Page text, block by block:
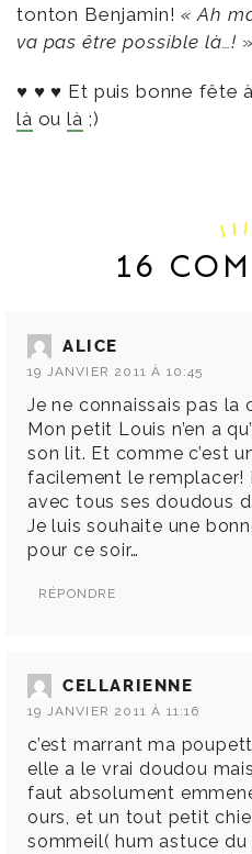
tonton Benjamin!« Ah
va pas être possible là…! »
♥ ♥ ♥ Et puis bonne fête
là oulà ;)
16
ALICE
19 JANVIER 2011 À 10:45
Je ne connaissais pas la
Mon petit Louis n’en a
son lit. Et comme c’est
facilement le remplacer!
avec tous ses doudous
Je luis souhaite une
pour ce soir…
RÉPONDRE
CELLARIENNE
19 JANVIER 2011 À 11:16
c’est marrant ma
elle a le vrai doudou
faut absolument
ours, et un tout petit
sommeil( hum astuce